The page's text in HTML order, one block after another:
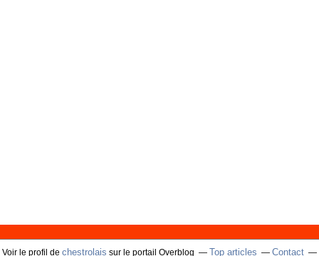
Voir le profil de chestrolais sur le portail Overblog Top articles Contact